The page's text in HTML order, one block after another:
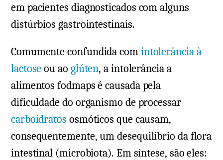
em pacientes diagnosticados com alguns
distúrbios gastrointestinais.
Comumente confundida comintolerância à
lactoseou ao glúten, a intolerância a
alimentos fodmaps é causada pela
dificuldade do organismo de processar
carboidratos osmóticos que causam,
consequentemente, um desequilíbrio da flora
intestinal (microbiota). Em síntese, são eles: